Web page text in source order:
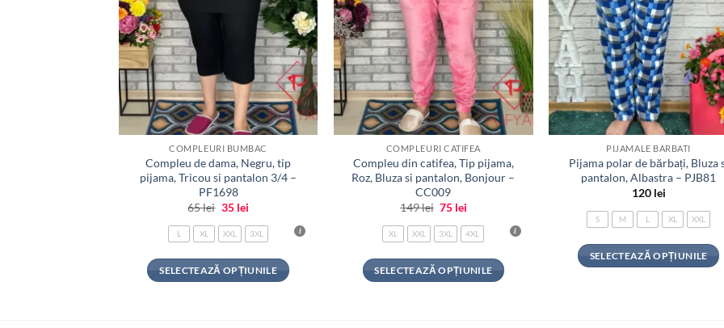
COMPLEURI BUMBAC
Compleu de dama, Negru, tip
pijama, Tricou si pantalon 3/4 –
PF1698
65lei Prețul
a
fost:
35 leiPrețul
este:
35 lei.
L XL XXL 3XL
SELECTEAZĂ OPȚIUNILE
COMPLEURI CATIFEA
Compleu din catifea, Tip pijama,
Roz, Bluza si pantalon, Bonjour –
CC009
149lei Prețul
a
fost:
75 lei
este:
75 lei.
XL XXL 3XL 4XL
SELECTEAZĂ OPȚIUNILE
PIJAMALE BARBATI
Pijama polar de bărbați, Bluza
pantalon, Albastra – PJB81
120 lei
S M L XL XXL
SELECTEAZĂ OPȚIUNILE